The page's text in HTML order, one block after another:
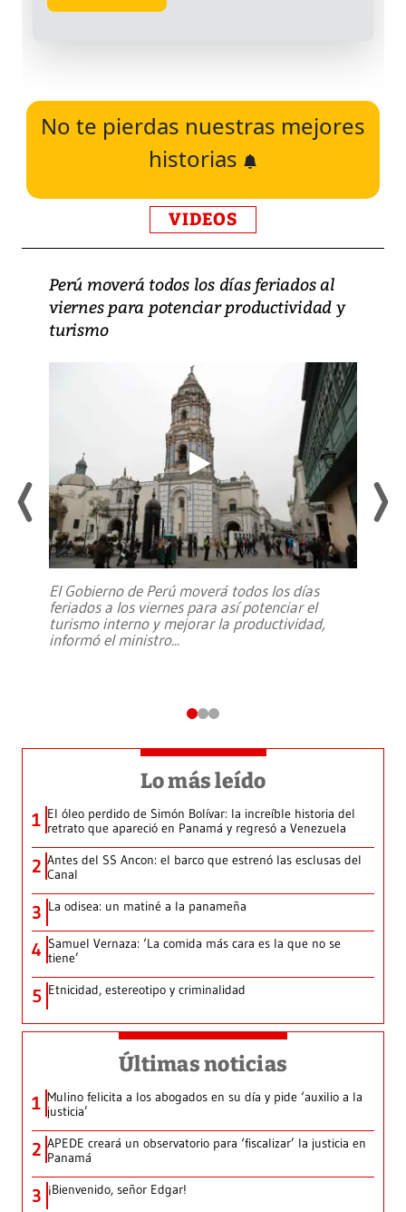
No te pierdas nuestras mejores
historias
VIDEOS
Perú moverá todos los días feriados al
viernes para potenciar productividad y
turismo
El Gobierno de Perú moverá todos los días
feriados a los viernes para así potenciar el
turismo interno y mejorar la productividad,
informó el ministro...
Lo más leído
1 El óleo perdido de Simón Bolívar: la increíble historia del
retrato que apareció en Panamá y regresó a Venezuela
2 Antes del SS Ancon: el barco que estrenó las esclusas del
Canal
3 La odisea: un matiné a la panameña
4 Samuel Vernaza: ‘La comida más cara es la que no se
tiene’
5 Etnicidad, estereotipo y criminalidad
Últimas noticias
1 Mulino felicita a los abogados en su día y pide ‘auxilio a la
justicia’
2 APEDE creará un observatorio para ‘fiscalizar’ la justicia en
Panamá
3 ¡Bienvenido, señor Edgar!